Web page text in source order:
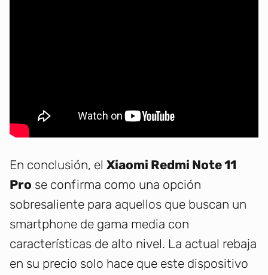
En conclusión, el Xiaomi Redmi Note 11
Pro se confirma como una opción
sobresaliente para aquellos que buscan un
smartphone de gama media con
características de alto nivel. La actual rebaja
en su precio solo hace que este dispositivo